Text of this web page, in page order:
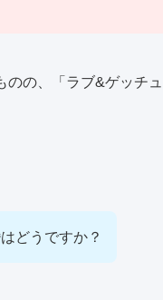
のの、「ラブ&ゲッチ
どうですか？